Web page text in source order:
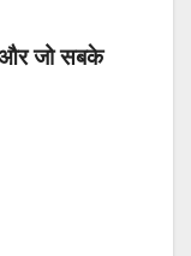
और जो सबके